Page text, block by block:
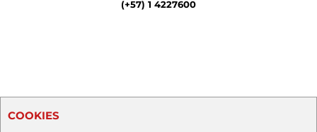
(+57) 1 4227600
COOKIES